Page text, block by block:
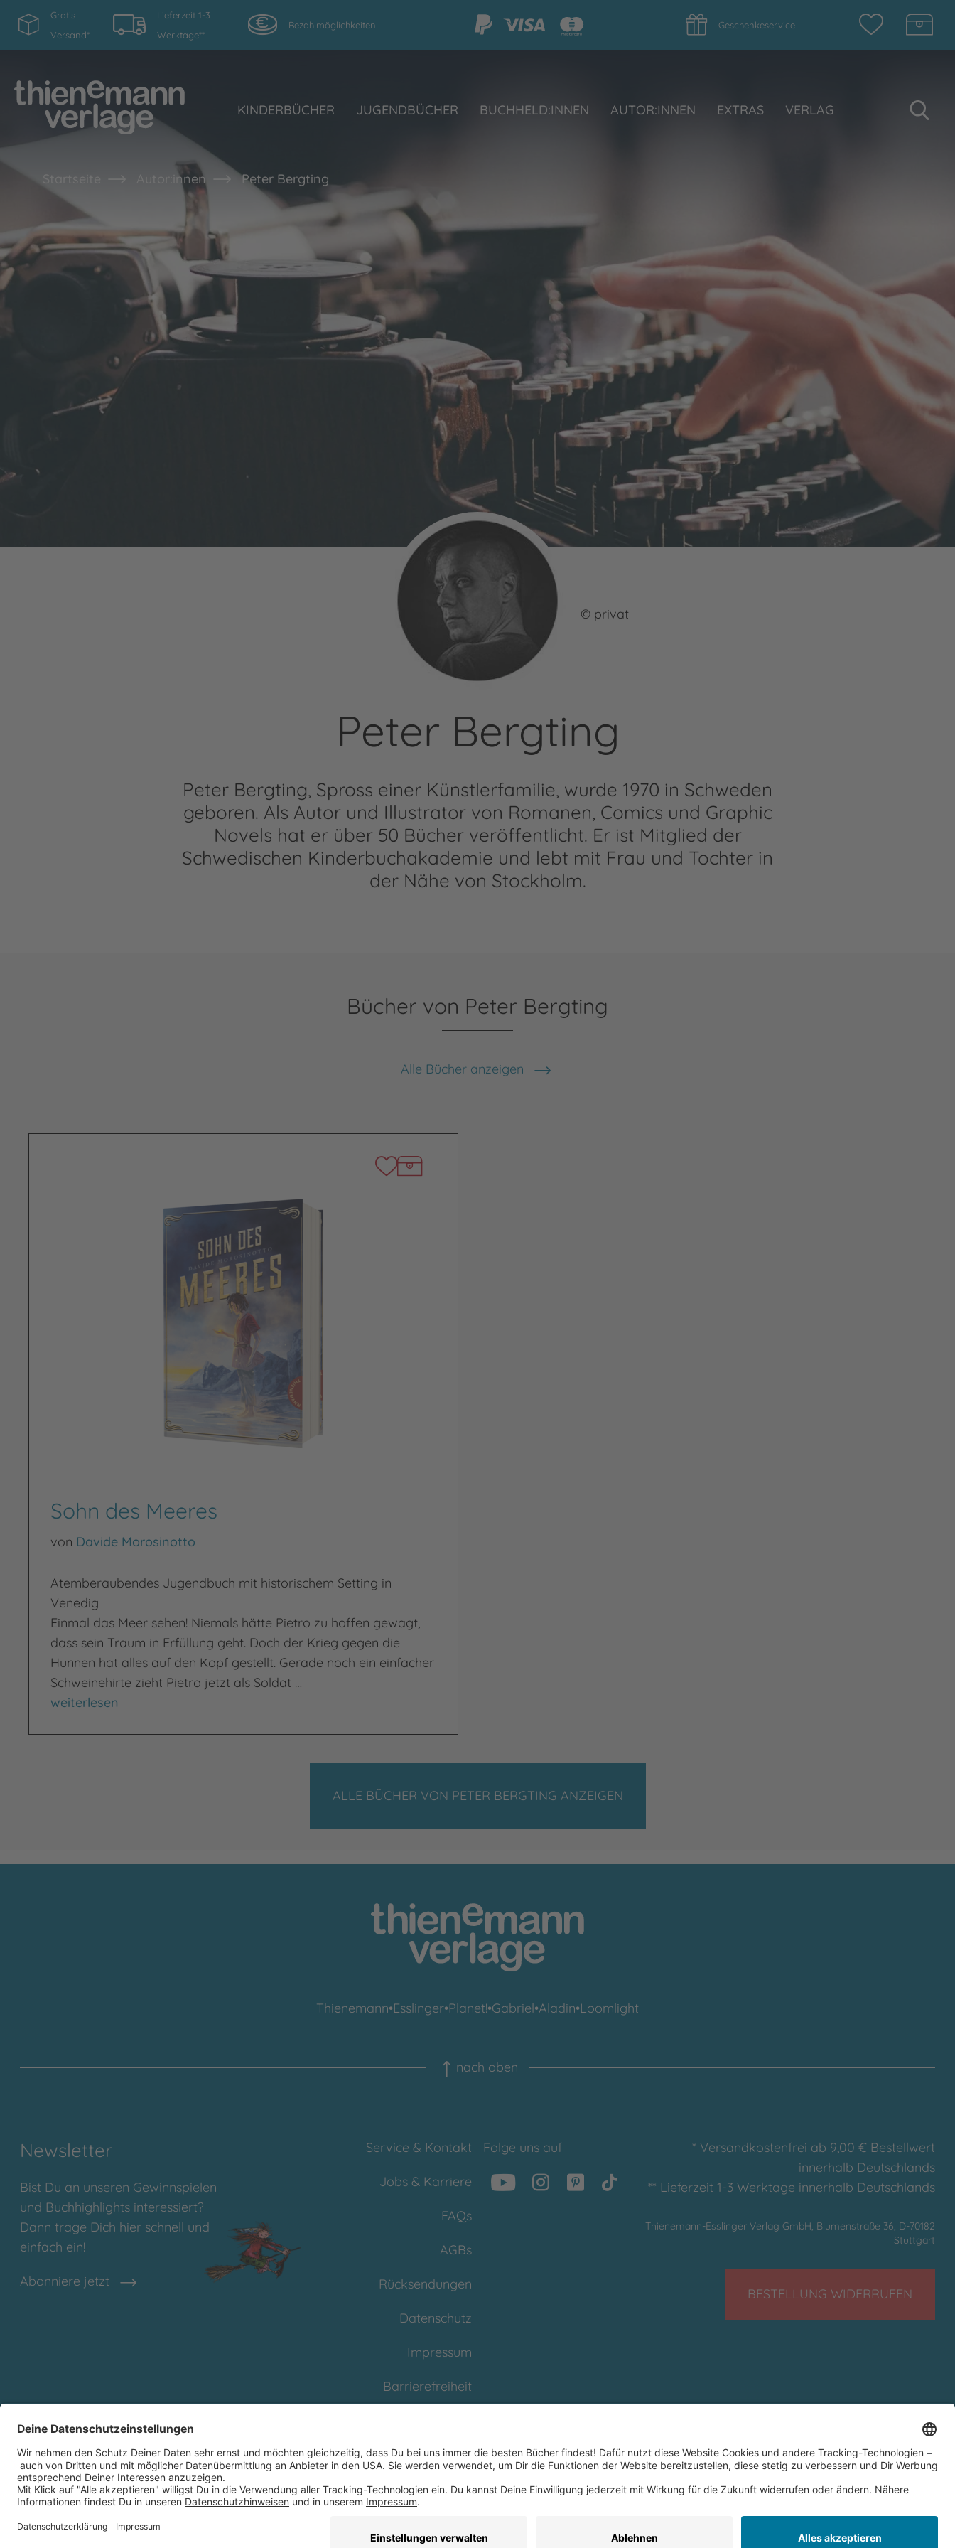
Gratis
Versand*
Lieferzeit 1-3
Werktage**
Bezahlmöglichkeiten Geschenkeservice
KINDERBÜCHER JUGENDBÜCHER BUCHHELD:INNEN AUTOR:INNEN EXTRAS VERLAG
Startseite Autor:innen Peter Bergting
© privat
Peter Bergting
Peter Bergting, Spross einer Künstlerfamilie, wurde 1970 in Schweden
geboren. Als Autor und Illustrator von Romanen, Comics und Graphic
Novels hat er über 50 Bücher veröffentlicht. Er ist Mitglied der
Schwedischen Kinderbuchakademie und lebt mit Frau und Tochter in
der Nähe von Stockholm.
Bücher von Peter Bergting
Alle Bücher anzeigen
Sohn des Meeres
von Davide Morosinotto
Atemberaubendes Jugendbuch mit historischem Setting in
Venedig
Einmal das Meer sehen! Niemals hätte Pietro zu hoffen gewagt,
dass sein Traum in Erfüllung geht. Doch der Krieg gegen die
Hunnen hat alles auf den Kopf gestellt. Gerade noch ein einfacher
Schweinehirte zieht Pietro jetzt als Soldat …
Sohn des Meeres
weiterlesen
ALLE BÜCHER VON PETER BERGTING ANZEIGEN
Thienemann•Esslinger•Planet!•Gabriel•Aladin•Loomlight
nach oben
Newsletter
Bist Du an unseren Gewinnspielen
und Buchhighlights interessiert?
Dann trage Dich hier schnell und
einfach ein!
Abonniere jetzt
Service & Kontakt
Jobs & Karriere
FAQs
AGBs
Rücksendungen
Datenschutz
Impressum
Barrierefreiheit
Partnerprogramm
(Affiliate)
Folge uns auf
* Versandkostenfrei ab 9,00 € Bestellwert
innerhalb Deutschlands
** Lieferzeit 1-3 Werktage innerhalb Deutschlands
Thienemann-Esslinger Verlag GmbH, Blumenstraße 36, D-70182
Stuttgart
BESTELLUNG WIDERRUFEN